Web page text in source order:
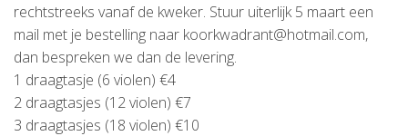
rechtstreeks vanaf de kweker. Stuur uiterlijk 5 maart een
mail met je bestelling naar koorkwadrant@hotmail.com,
dan bespreken we dan de levering.
1 draagtasje (6 violen) €4
2 draagtasjes (12 violen) €7
3 draagtasjes (18 violen) €10